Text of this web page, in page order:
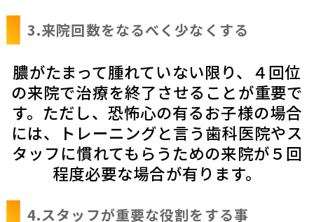
3.来院回数をなるべく少なくする
膿がたまって腫れていない限り、４回位
の来院で治療を終了させることが重要で
す。ただし、恐怖心の有るお子様の場合
には、トレーニングと言う歯科医院やス
タッフに慣れてもらうための来院が５回
程度必要な場合が有ります。
4.スタッフが重要な役割をする事